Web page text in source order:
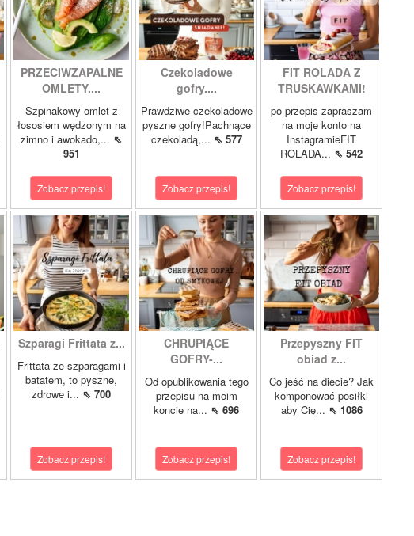
PRZECIWZAPALNE
OMLETY....
Szpinakowy omlet z
łososiem wędzonym na
zimno i awokado,... ⇖
951
Zobacz przepis!
Czekoladowe
gofry....
Prawdziwe czekoladowe
pyszne gofry!Pachnące
czekoladą,... ⇖ 577
Zobacz przepis!
FIT ROLADA Z
TRUSKAWKAMI!
po przepis zapraszam
na moje konto na
InstagramieFIT
ROLADA... ⇖ 542
Zobacz przepis!
Szparagi Frittata z...
Frittata ze szparagami i
batatem, to pyszne,
zdrowe i... ⇖ 700
Zobacz przepis!
CHRUPIĄCE
GOFRY-...
Od opublikowania tego
przepisu na moim
koncie na... ⇖ 696
Zobacz przepis!
Przepyszny FIT
obiad z...
Co jeść na diecie? Jak
komponować posiłki
aby Cię... ⇖ 1086
Zobacz przepis!